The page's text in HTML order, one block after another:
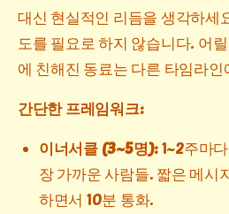
대신 현실적인 리듬을 생각하세
도를 필요로 하지 않습니다. 어
에 친해진 동료는 다른 타임라
간단한 프레임워크:
이너서클 (3~5명):1~2주마
장 가까운 사람들. 짧은 메시
하면서 10분 통화.